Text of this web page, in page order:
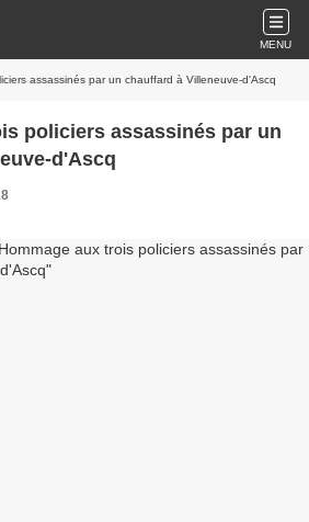
MENU
assassinés par un chauffard à Villeneuve-d'Ascq
policiers assassinés par un
d'Ascq